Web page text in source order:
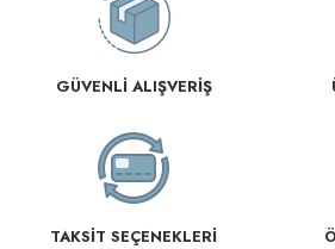
GÜVENLİ ALIŞVERİŞ
TAKSİT SEÇENEKLERİ